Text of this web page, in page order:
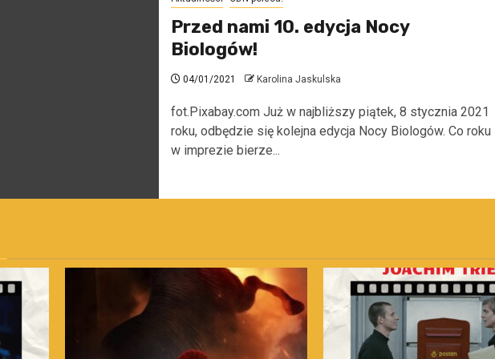
Przed nami 10. edycja Nocy
Biologów!
04/01/2021 Karolina Jaskulska
fot.Pixabay.com Już w najbliższy piątek, 8 stycznia 2021
roku, odbędzie się kolejna edycja Nocy Biologów. Co roku
w imprezie bierze...